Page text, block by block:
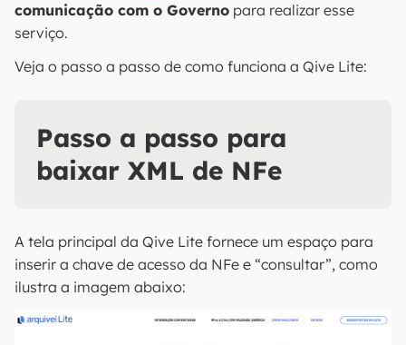
comunicação com o Governo para realizar esse
serviço.
Veja o passo a passo de como funciona a Qive Lite:
Passo a passo para
baixar XML de NFe
A tela principal da Qive Lite fornece um espaço para
inserir a chave de acesso da NFe e “consultar”, como
ilustra a imagem abaixo: